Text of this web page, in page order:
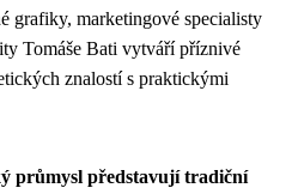
grafiky, marketingové specialisty
Tomáše Bati vytváří příznivé
znalostí s praktickými
průmysl představují tradiční